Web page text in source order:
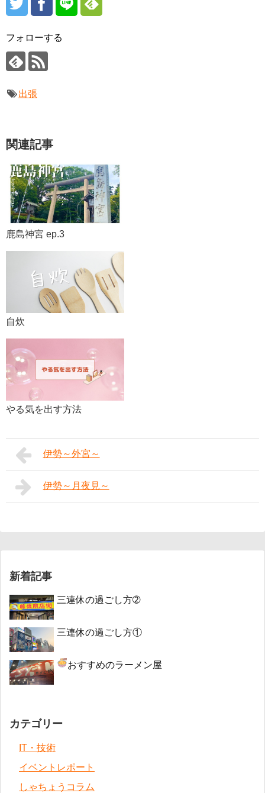
フォローする
出張
関連記事
鹿島神宮 ep.3
自炊
やる気を出す方法
伊勢～外宮～
伊勢～月夜見～
新着記事
三連休の過ごし方➁
三連休の過ごし方①
おすすめのラーメン屋
カテゴリー
IT・技術
イベントレポート
しゃちょうコラム